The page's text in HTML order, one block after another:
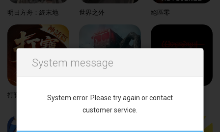
明日方舟：終末地 世界之外 絕區零
打寶傳說：神話篇 Once Human
辟邪除妖 Variants
System message
System error. Please try again or contact
customer service.